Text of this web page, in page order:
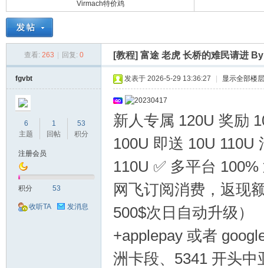
›
Virmach特价鸡
查看: 263 回复: 0 [教程] 富途 老虎 长桥的难民请进
fgvbt
6
主题
1
回帖
53
积分
注册会员
积分 53
收听TA 发消息
发表于 2026-5-29 13:36:27 显示全部楼层
新人专属 120U 奖励
100U 即送 10U 110U
110U ✅ 多平台
网飞订阅消费，返现
500$次日自动升级）
+applepay 或者
洲卡段、5341 开头